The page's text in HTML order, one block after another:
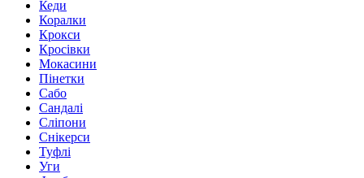
Кеди
Коралки
Крокси
Кросівки
Мокасини
Пінетки
Сабо
Сандалі
Сліпони
Снікерси
Туфлі
Уги